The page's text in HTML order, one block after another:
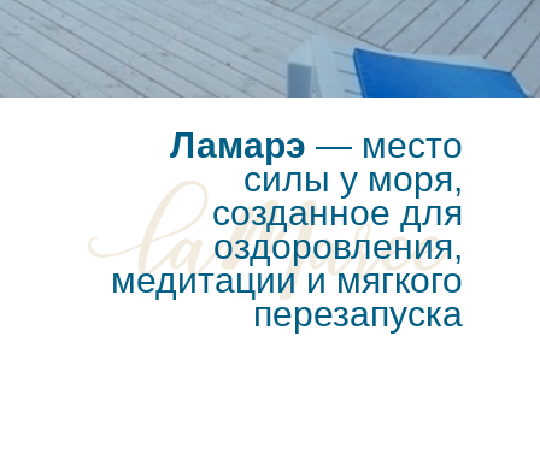
Ламарэ — место
силы у моря,
созданное для
оздоровления,
медитации и мягкого
перезапуска